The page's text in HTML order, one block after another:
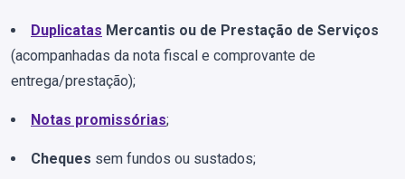
Duplicatas Mercantis ou de Prestação de Serviços
(acompanhadas da nota fiscal e comprovante de
entrega/prestação);
Notas promissórias;
Cheques sem fundos ou sustados;